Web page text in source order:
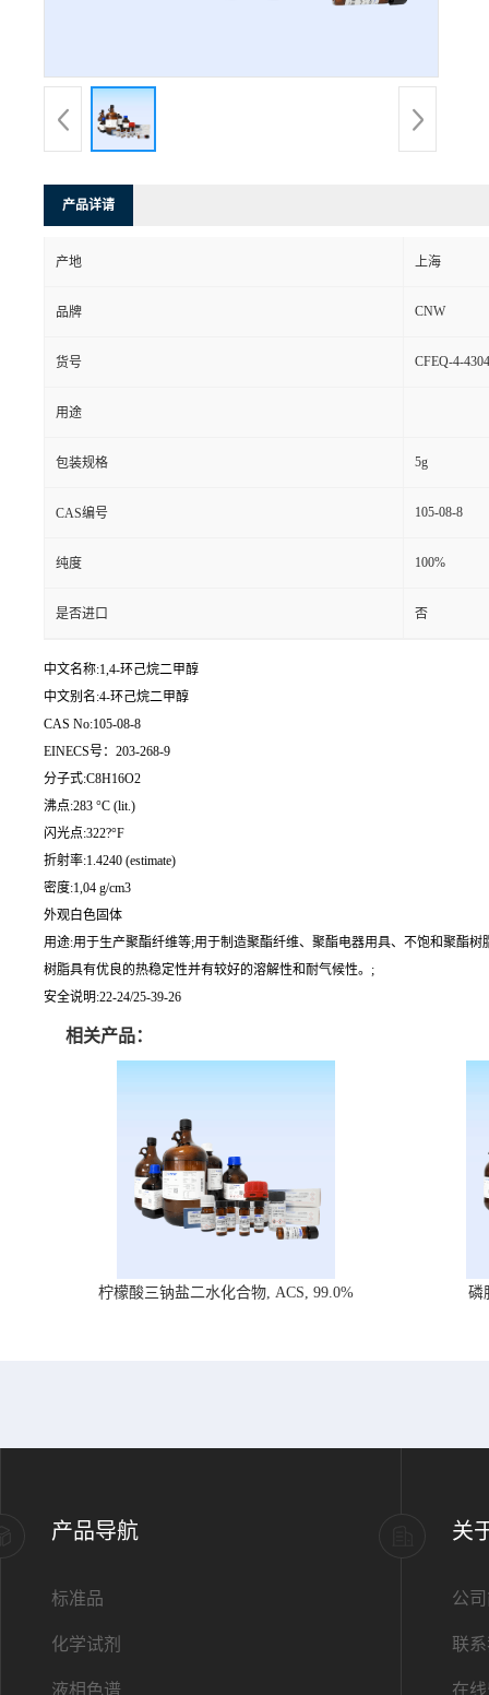
产品详请
产地 上海
品牌 CNW
货号 CFEQ-4-
用途
包装规格 5g
CAS编号 105-08-8
纯度 100%
是否进口 否
中文名称:1,4-环己烷二甲醇
中文别名:4-环己烷二甲醇
CAS No:105-08-8
EINECS号：203-268-9
分子式:C8H16O2
沸点:283 °C (lit.)
闪光点:322?°F
折射率:1.4240 (estimate)
密度:1,04 g/cm3
外观白色固体
用途:用于生产聚酯纤维等;用于制造聚酯纤维、聚酯电器用具、不饱和聚酯
树脂具有优良的热稳定性并有较好的溶解性和耐气候性。;
安全说明:22-24/25-39-26
相关产品：
柠檬酸三钠盐二水化合物, ACS, 99.0% 磷
产品导航
标准品
化学试剂
液相色谱
关
公
联
在